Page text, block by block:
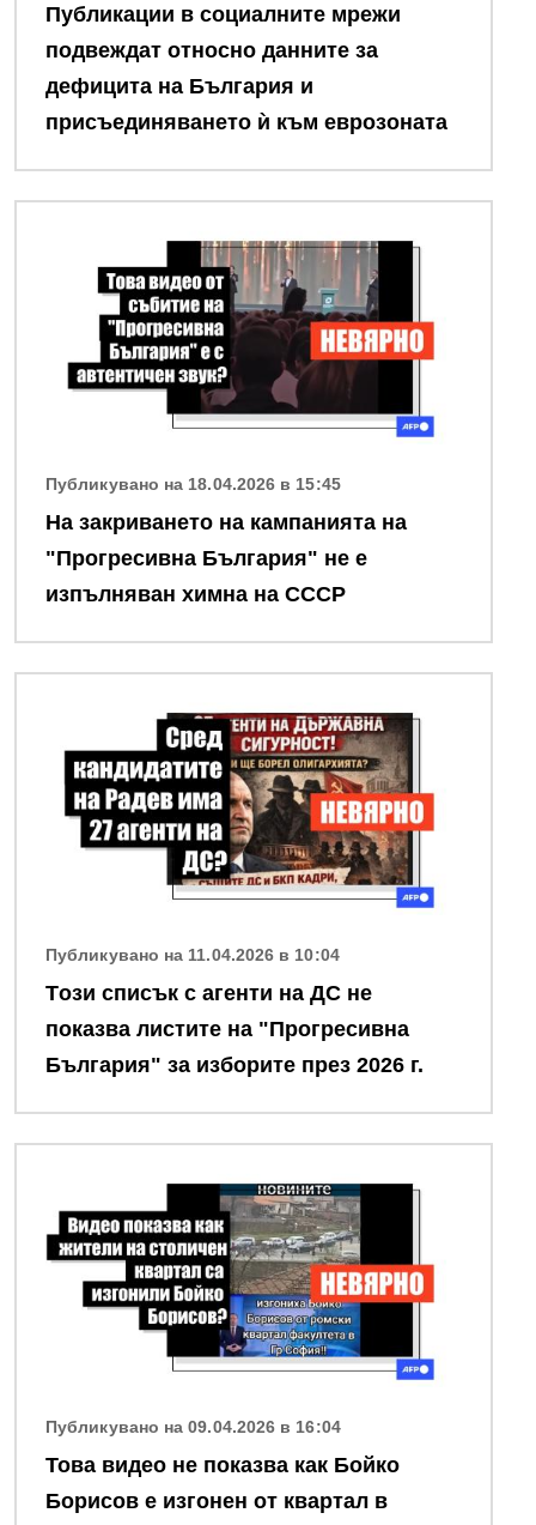
Публикации в социалните мрежи
подвеждат относно данните за
дефицита на България и
присъединяването ѝ към еврозоната
Публикувано на 18.04.2026 в 15:45
На закриването на кампанията на
"Прогресивна България" не е
изпълняван химна на СССР
Публикувано на 11.04.2026 в 10:04
Tози списък с агенти на ДС не
показва листите на "Прогресивна
България" за изборите през 2026 г.
Публикувано на 09.04.2026 в 16:04
Това видео не показва как Бойко
Борисов е изгонен от квартал в